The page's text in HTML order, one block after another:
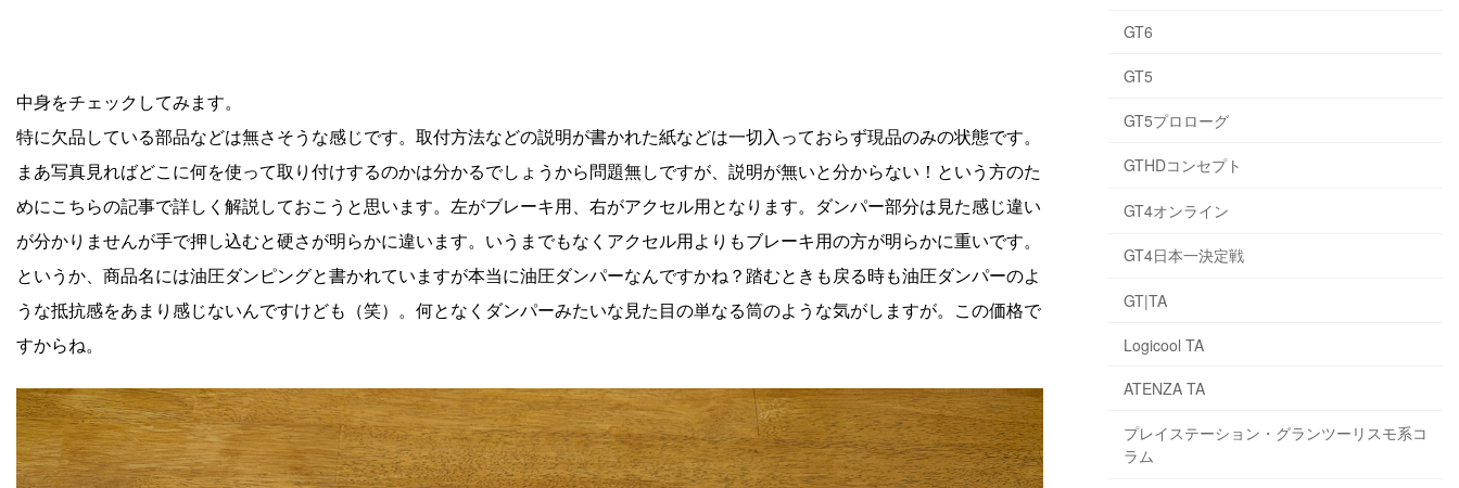
中身をチェックしてみます。
特に欠品している部品などは無さそうな感じです。取付方法などの説明が書かれた紙などは一切入っておらず現品のみの状態です。
まあ写真見ればどこに何を使って取り付けするのかは分かるでしょうから問題無しですが、説明が無いと分からない！という方のた
めにこちらの記事で詳しく解説しておこうと思います。左がブレーキ用、右がアクセル用となります。ダンパー部分は見た感じ違い
が分かりませんが手で押し込むと硬さが明らかに違います。いうまでもなくアクセル用よりもブレーキ用の方が明らかに重いです。
というか、商品名には油圧ダンピングと書かれていますが本当に油圧ダンパーなんですかね？踏むときも戻る時も油圧ダンパーのよ
うな抵抗感をあまり感じないんですけども（笑）。何となくダンパーみたいな見た目の単なる筒のような気がしますが。この価格で
すからね。
GT6
GT5
GT5プロローグ
GTHDコンセプト
GT4オンライン
GT4日本一決定戦
GT|TA
Logicool TA
ATENZA TA
プレイステーション・グランツーリスモ系コ
ラム